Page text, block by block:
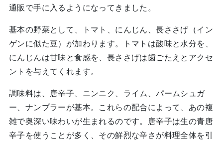
通販で手に入るようになってきました。
基本の野菜として、トマト、にんじん、長ささげ（イン
ゲンに似た豆）が加わります。トマトは酸味と水分を、
にんじんは甘味と食感を、長ささげは歯ごたえとアクセ
ントを与えてくれます。
調味料は、唐辛子、ニンニク、ライム、パームシュガ
ー、ナンプラーが基本。これらの配合によって、あの複
雑で奥深い味わいが生まれるのです。唐辛子は生の青唐
辛子を使うことが多く、その鮮烈な辛さが料理全体を引